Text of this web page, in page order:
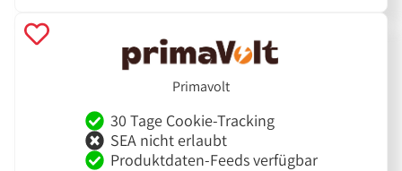
Primavolt
30 Tage Cookie-Tracking
SEA nicht erlaubt
Produktdaten-Feeds verfügbar